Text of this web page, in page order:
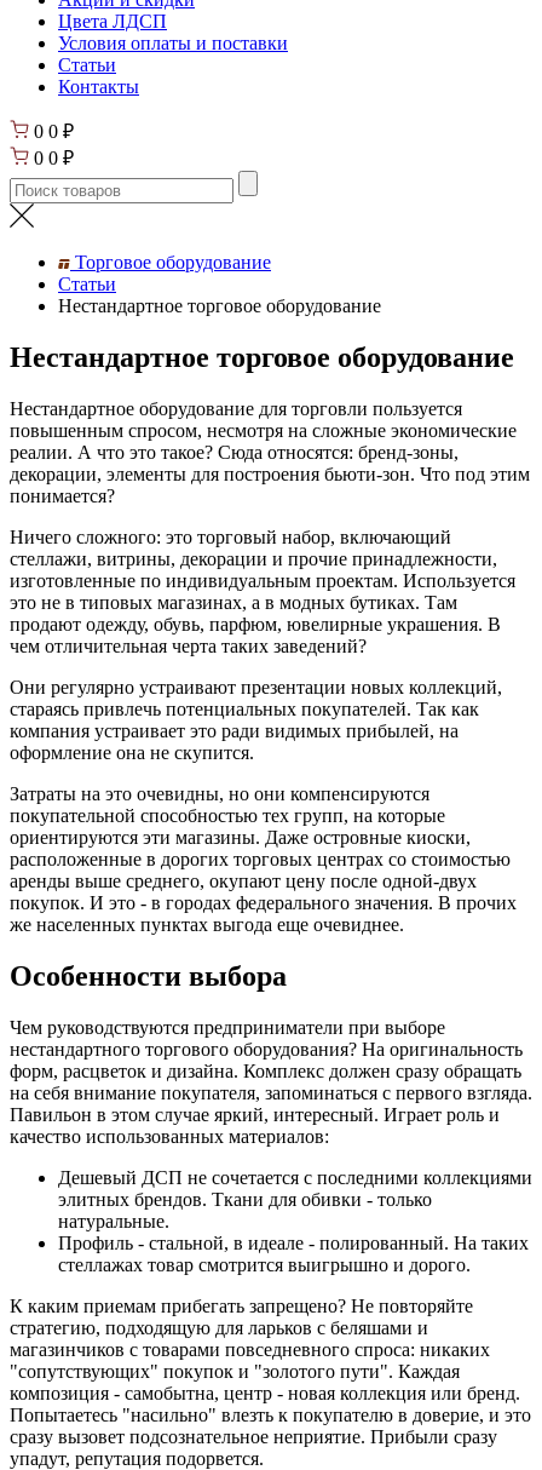
Цвета ЛДСП
Условия оплаты и поставки
Статьи
Контакты
0 0 ₽
0 0 ₽
Торговое оборудование
Статьи
Нестандартное торговое оборудование
Нестандартное торговое оборудование
Нестандартное оборудование для торговли пользуется
повышенным спросом, несмотря на сложные экономические
реалии. А что это такое? Сюда относятся: бренд-зоны,
декорации, элементы для построения бьюти-зон. Что под этим
понимается?
Ничего сложного: это торговый набор, включающий
стеллажи, витрины, декорации и прочие принадлежности,
изготовленные по индивидуальным проектам. Используется
это не в типовых магазинах, а в модных бутиках. Там
продают одежду, обувь, парфюм, ювелирные украшения. В
чем отличительная черта таких заведений?
Они регулярно устраивают презентации новых коллекций,
стараясь привлечь потенциальных покупателей. Так как
компания устраивает это ради видимых прибылей, на
оформление она не скупится.
Затраты на это очевидны, но они компенсируются
покупательной способностью тех групп, на которые
ориентируются эти магазины. Даже островные киоски,
расположенные в дорогих торговых центрах со стоимостью
аренды выше среднего, окупают цену после одной-двух
покупок. И это - в городах федерального значения. В прочих
же населенных пунктах выгода еще очевиднее.
Особенности выбора
Чем руководствуются предприниматели при выборе
нестандартного торгового оборудования? На оригинальность
форм, расцветок и дизайна. Комплекс должен сразу обращать
на себя внимание покупателя, запоминаться с первого взгляда.
Павильон в этом случае яркий, интересный. Играет роль и
качество использованных материалов:
Дешевый ДСП не сочетается с последними коллекциями
элитных брендов. Ткани для обивки - только
натуральные.
Профиль - стальной, в идеале - полированный. На таких
стеллажах товар смотрится выигрышно и дорого.
К каким приемам прибегать запрещено? Не повторяйте
стратегию, подходящую для ларьков с беляшами и
магазинчиков с товарами повседневного спроса: никаких
"сопутствующих" покупок и "золотого пути". Каждая
композиция - самобытна, центр - новая коллекция или бренд.
Попытаетесь "насильно" влезть к покупателю в доверие, и это
сразу вызовет подсознательное неприятие. Прибыли сразу
упадут, репутация подорвется.